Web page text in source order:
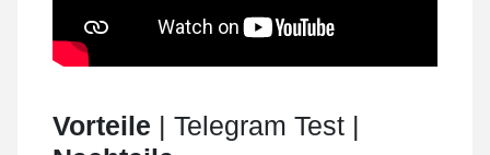
Vorteile | Telegram Test |